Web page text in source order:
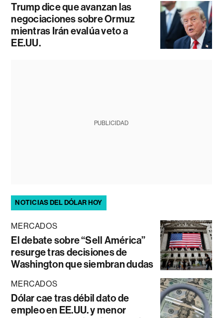
Trump dice que avanzan las
negociaciones sobre Ormuz
mientras Irán evalúa veto a
EE.UU.
PUBLICIDAD
NOTICIAS DEL DÓLAR HOY
MERCADOS
El debate sobre “Sell América”
resurge tras decisiones de
Washington que siembran dudas
MERCADOS
Dólar cae tras débil dato de
empleo en EE.UU. y menor